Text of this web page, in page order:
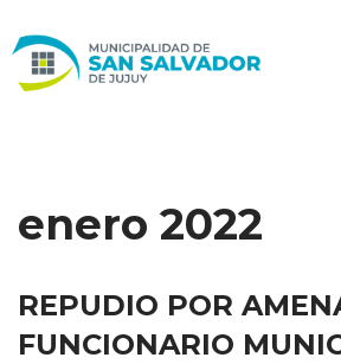
al
enero 2022
REPUDIO POR
FUNCIONARIO